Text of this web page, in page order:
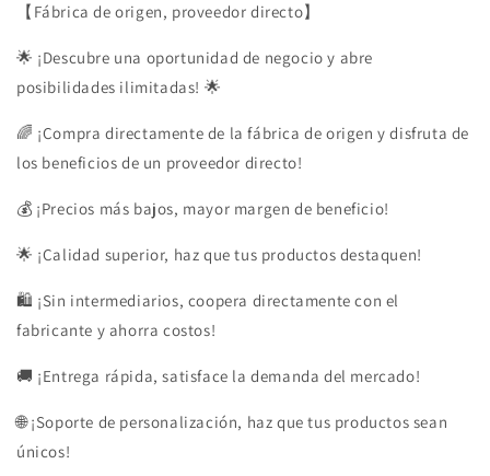
【Fábrica de origen, proveedor directo】
🌟 ¡Descubre una oportunidad de negocio y abre
posibilidades ilimitadas! 🌟
🌈 ¡Compra directamente de la fábrica de origen y disfruta de
los beneficios de un proveedor directo!
💰 ¡Precios más bajos, mayor margen de beneficio!
🌟 ¡Calidad superior, haz que tus productos destaquen!
🛍️ ¡Sin intermediarios, coopera directamente con el
fabricante y ahorra costos!
🚚 ¡Entrega rápida, satisface la demanda del mercado!
🌐 ¡Soporte de personalización, haz que tus productos sean
únicos!